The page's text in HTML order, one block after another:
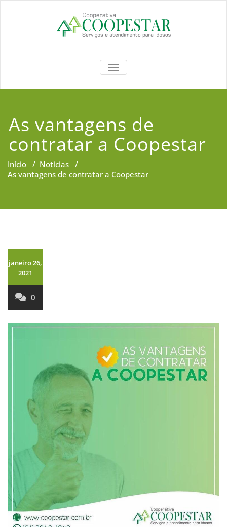
Coopestar
TOGGLE NAVIGATION
As vantagens de
contratar a Coopestar
Início / Noticias /
As vantagens de contratar a Coopestar
janeiro 26,
2021
0